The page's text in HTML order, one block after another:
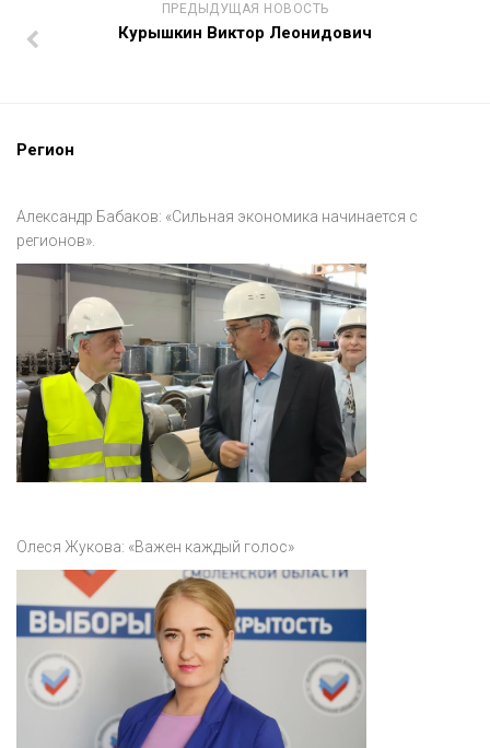
ПРЕДЫДУЩАЯ НОВОСТЬ
Курышкин Виктор Леонидович
Регион
Александр Бабаков: «Сильная экономика начинается с
регионов».
Олеся Жукова: «Важен каждый голос»